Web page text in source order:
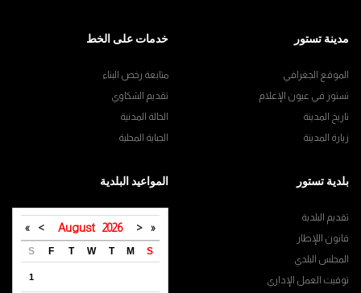
مدينة تستور
الموقع الجغرافي
تستور في عيون الإعلام
تاريخ المدينة
زيارة المدينة
خدمات على الخط
متابعة رخص البناء
تقديم الشكاوي
الحالة المدنية
الجباية المحلية
بلدية تستور
تقديم البلدية
قانون اللإطار
المجلس البلدي
توقيت العمل الإداري
المواعيد البلدية
«
<
August 2026
>
»
S
M
T
W
T
F
S
1